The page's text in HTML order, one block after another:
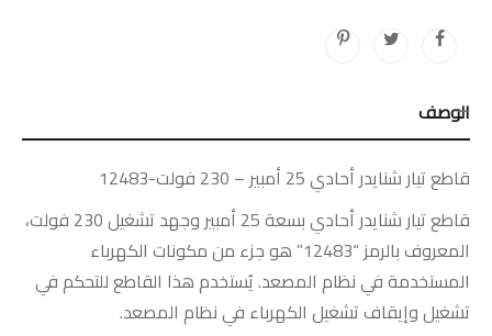
الوصف
قاطع تيار شنايدر أحادي 25 أمبير – 230 فولت-12483
قاطع تيار شنايدر أحادي بسعة 25 أمبير وجهد تشغيل 230 فولت،
المعروف بالرمز “12483” هو جزء من مكونات الكهرباء
المستخدمة في نظام المصعد. يُستخدم هذا القاطع للتحكم في
تشغيل وإيقاف تشغيل الكهرباء في نظام المصعد.